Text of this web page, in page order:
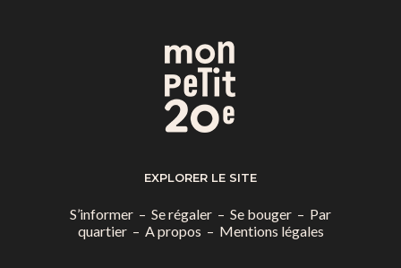
EXPLORER LE SITE
S’informer – Se régaler – Se bouger – Par
quartier– A propos – Mentions légales